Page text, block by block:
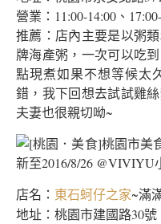
營業：11:00-14:00、
推薦：店內主要是以粥
牌海產粥，一次可以吃
點現煮如果不想等候太
錯，我下回想去試試雞
夫妻也很親切呦~
店名： 東石蚵仔之家~滿
地址：桃園市建國路30號